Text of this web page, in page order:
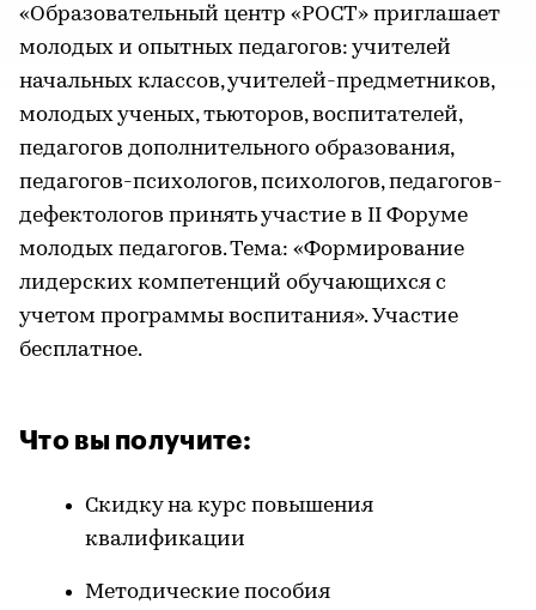
«Образовательный центр «РОСТ» приглашает
молодых и опытных педагогов: учителей
начальных классов, учителей-предметников,
молодых ученых, тьюторов, воспитателей,
педагогов дополнительного образования,
педагогов-психологов, психологов, педагогов-
дефектологов принять участие в II Форуме
молодых педагогов. Тема: «Формирование
лидерских компетенций обучающихся с
учетом программы воспитания». Участие
бесплатное.
Что вы получите:
Скидку на курс повышения
квалификации
Методические пособия